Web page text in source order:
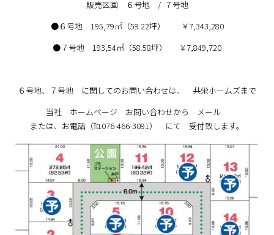
販売区画 ６号地 / ７号地
●６号地 195,79㎡（59.22坪） ￥7,343,280
●７号地 193,54㎡（58.58坪） ￥7,849,720
６号地、７号地 に関してのお問い合わせは、 共栄ホームズまで
当社 ホームページ お問い合わせから メール
または、お電話（℡076-466-3091） にて 受付致します。